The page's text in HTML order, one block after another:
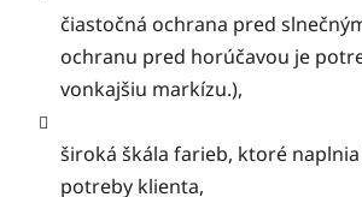
čiastočná ochrana pred
ochranu pred horúčavou je
vonkajšiu markízu.),
široká škála farieb, ktoré
potreby klienta,